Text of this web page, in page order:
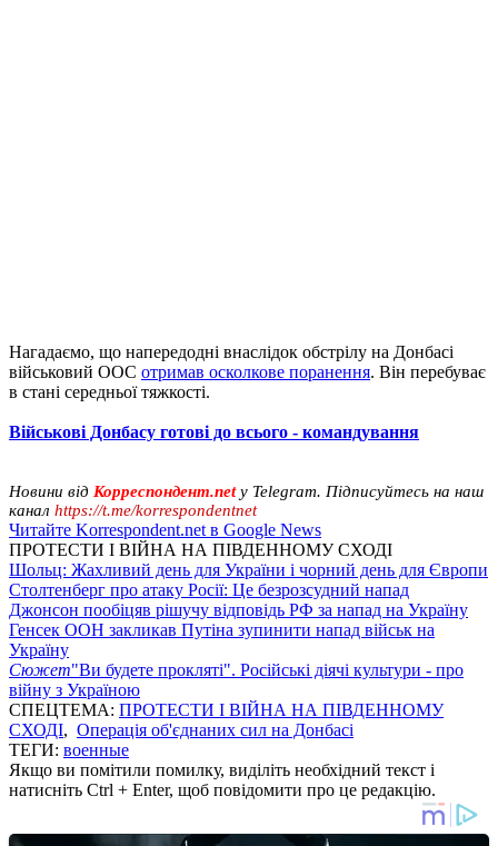
Нагадаємо, що напередодні внаслідок обстрілу на Донбасі
військовий ООС отримав осколкове поранення. Він перебуває
в стані середньої тяжкості.
Військові Донбасу готові до всього - командування
Новини від Корреспондент.netу Telegram. Підписуйтесь на наш
канал https://t.me/korrespondentnet
Читайте Korrespondent.net в Google News
ПРОТЕСТИ І ВІЙНА НА ПІВДЕННОМУ СХОДІ
Шольц: Жахливий день для України і чорний день для Європи
Столтенберг про атаку Росії: Це безрозсудний напад
Джонсон пообіцяв рішучу відповідь РФ за напад на Україну
Генсек ООН закликав Путіна зупинити напад військ на
Україну
Сюжет"Ви будете прокляті". Російські діячі культури - про
війну з Україною
СПЕЦТЕМА: ПРОТЕСТИ І ВІЙНА НА ПІВДЕННОМУ
СХОДІ, Операція об'єднаних сил на Донбасі
ТЕГИ: военные
Якщо ви помітили помилку, виділіть необхідний текст і
натисніть Ctrl + Enter, щоб повідомити про це редакцію.